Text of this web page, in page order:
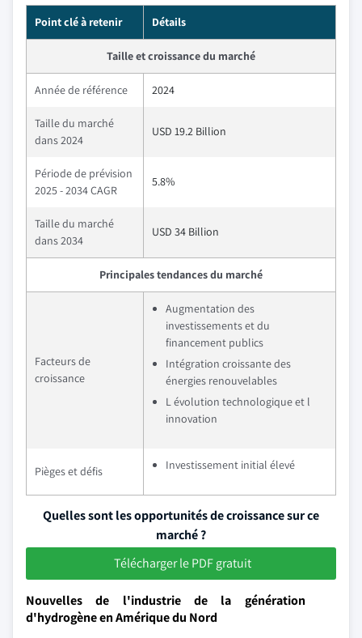
Point clé à retenir Détails
Taille et croissance du marché
Année de référence 2024
Taille du marché
dans 2024
USD 19.2 Billion
Période de prévision
2025 - 2034 CAGR
5.8%
Taille du marché
dans 2034
USD 34 Billion
Principales tendances du marché
Facteurs de
croissance
Augmentation des
investissements et du
financement publics
Intégration croissante des
énergies renouvelables
L évolution technologique et l
innovation
Pièges et défis Investissement initial élevé
Quelles sont les opportunités de croissance sur ce
marché ?
Télécharger le PDF gratuit
Nouvelles de l'industrie de la génération
d'hydrogène en Amérique du Nord